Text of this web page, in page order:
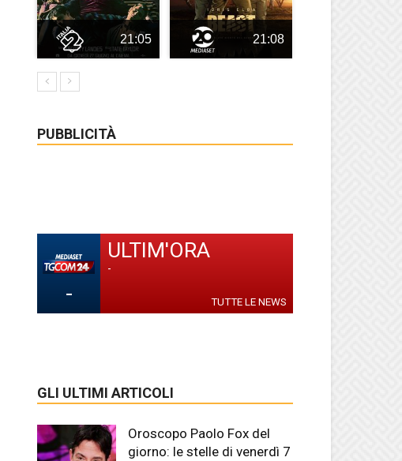
21:05 21:08
PUBBLICITÀ
-
ULTIM'ORA
-
TUTTE LE NEWS
GLI ULTIMI ARTICOLI
Oroscopo Paolo Fox del
giorno: le stelle di venerdì 7